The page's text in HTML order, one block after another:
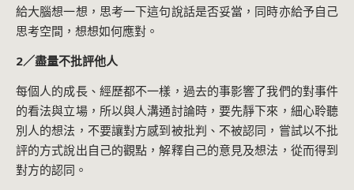
給大腦想一想，思考一下這句說話是否妥當，同時亦給予自己
思考空間，想想如何應對。
2／盡量不批評他人
每個人的成長、經歷都不一樣，過去的事影響了我們的對事件
的看法與立場，所以與人溝通討論時，要先靜下來，細心聆聽
別人的想法，不要讓對方感到被批判、不被認同，嘗試以不批
評的方式說出自己的觀點，解釋自己的意見及想法，從而得到
對方的認同。